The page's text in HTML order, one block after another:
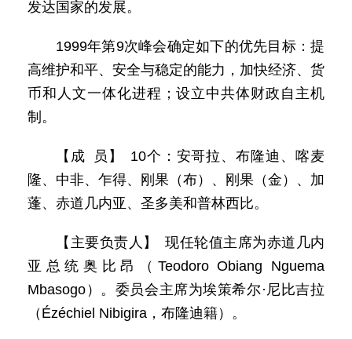
发达国家的发展。
1999年第9次峰会确定如下的优先目标：提
高维护和平、安全与稳定的能力，加快经济、货
币和人文一体化进程；设立中共体财政自主机
制。
【成 员】 10个：安哥拉、布隆迪、喀麦
隆、中非、乍得、刚果（布）、刚果（金）、加
蓬、赤道几内亚、圣多美和普林西比。
【主要负责人】 现任轮值主席为赤道几内
亚总统奥比昂（Teodoro Obiang Nguema
Mbasogo）。委员会主席为埃策希尔·尼比吉拉
（Ézéchiel Nibigira，布隆迪籍）。